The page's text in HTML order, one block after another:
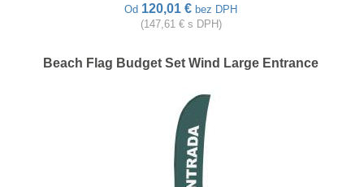
Od 120,01 € bez DPH
(147,61 € s DPH)
Beach Flag Budget Set Wind Large Entrance